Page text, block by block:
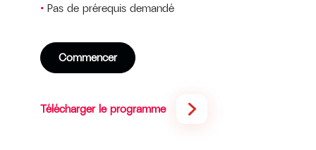
Pas de prérequis demandé
Commencer
Télécharger le programme